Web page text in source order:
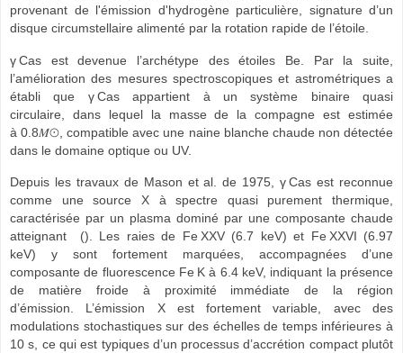
provenant de l'émission d'hydrogène particulière, signature d’un
disque circumstellaire alimenté par la rotation rapide de l’étoile.
γ Cas est devenue l’archétype des étoiles Be. Par la suite,
l’amélioration des mesures spectroscopiques et astrométriques a
établi que γ Cas appartient à un système binaire quasi
circulaire, dans lequel la masse de la compagne est estimée
à0.8𝑀⊙ ​, compatible avec une naine blanche chaude non détectée
dans le domaine optique ou UV.
Depuis les travaux de Mason et al. de 1975, γ Cas est reconnue
comme une source X à spectre quasi purement thermique,
caractérisée par un plasma dominé par une composante chaude
atteignant
(). Les raies de Fe XXV (6.7 keV) et Fe XXVI (6.97
keV) y sont fortement marquées, accompagnées d’une
composante de fluorescence Fe K à 6.4 keV, indiquant la présence
de matière froide à proximité immédiate de la région
d’émission. L’émission X est fortement variable, avec des
modulations stochastiques sur des échelles de temps inférieures à
10 s, ce qui est typiques d’un processus d’accrétion compact plutôt